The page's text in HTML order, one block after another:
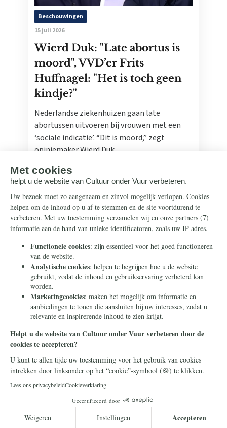
Beschouwingen
15 juli 2026
Wierd Duk: "Late abortus is
moord", VVD’er Frits
Huffnagel: "Het is toch geen
kindje?"
Nederlandse ziekenhuizen gaan late
abortussen uitvoeren bij vrouwen met een
‘sociale indicatie’. “Dit is moord,” zegt
opiniemaker Wierd Duk.
Frans Timmermans
Frans Timmermans krijgt
geheel onverdiend een
eretitel als minister van Staat
Frans Timmermans is benoemd tot minister
van Staat. Waar heeft hij dit buitengewone
eerbetoon aan te danken?